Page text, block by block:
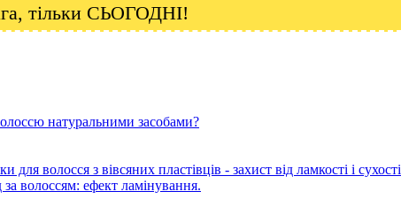
тільки СЬОГОДНІ!
натуральними засобами?
для волосся з вівсяних пластівців - захист від ламкості і сухості
волоссям: ефект ламінування.